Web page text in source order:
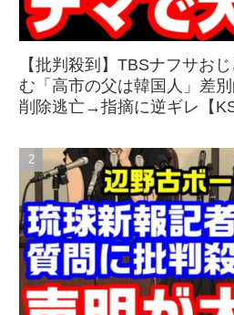
【批判殺到】TBSナフサお
む「高市の父は韓国人」差
削除逃亡→指摘に逆ギレ【